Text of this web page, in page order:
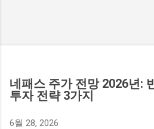
네패스 주가 전망 2026년:
투자 전략 3가지
6월 28, 2026